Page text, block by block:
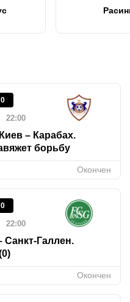
22:00
– Карабах.
борьбу
Окончен
22:00
Галлен.
Окончен